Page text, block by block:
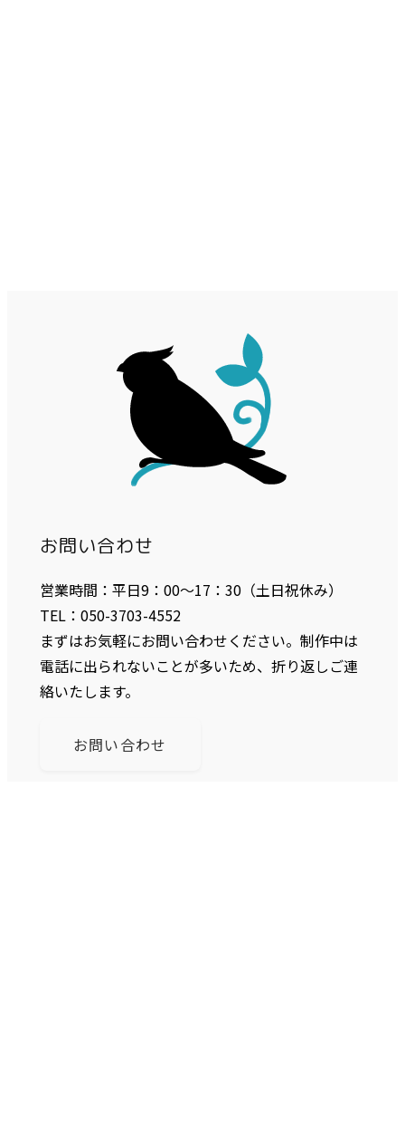
お問い合わせ
営業時間：平日9：00〜17：30（土日祝休み）
TEL：050-3703-4552
まずはお気軽にお問い合わせください。制作中は
電話に出られないことが多いため、折り返しご連
絡いたします。
お問い合わせ